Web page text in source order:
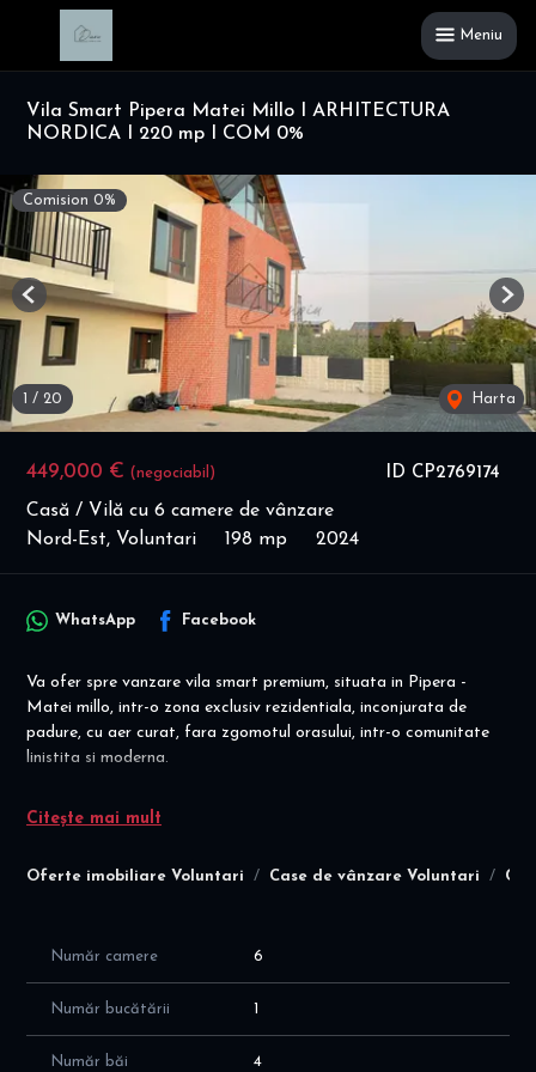
Meniu
Vila Smart Pipera Matei Millo I ARHITECTURA
NORDICA I 220 mp I COM 0%
ID CP2769174
449,000 € (negociabil)
Casă / Vilă cu 6 camere de vânzare
Nord-Est, Voluntari
198 mp 2024
Comision 0%
1 / 20 Harta
Previous
Oferte imobiliare Voluntari Case de vânzare Voluntari
WhatsApp Facebook
Va ofer spre vanzare vila smart premium, situata in Pipera -
Matei millo, intr-o zona exclusiv rezidentiala, inconjurata de
padure, cu aer curat, fara zgomotul orasului, intr-o comunitate
linistita si moderna.
cheie in 3 luni!
sigur, aproape de oras, dar ferit de agitatia urbana!
Vila este construita pe P+1E+M, cu 6 camere si 4 bai + 4 locuri de
privata, imbinand armonios eleganta, functionalitatea si
Citește mai mult
Număr camere 6
Număr bucătării 1
Număr băi 4